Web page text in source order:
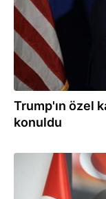
Trump'ın özel
konuldu
27.02.2026